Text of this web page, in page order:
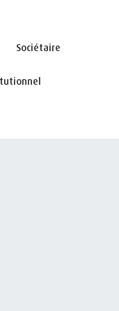
Sociétaire